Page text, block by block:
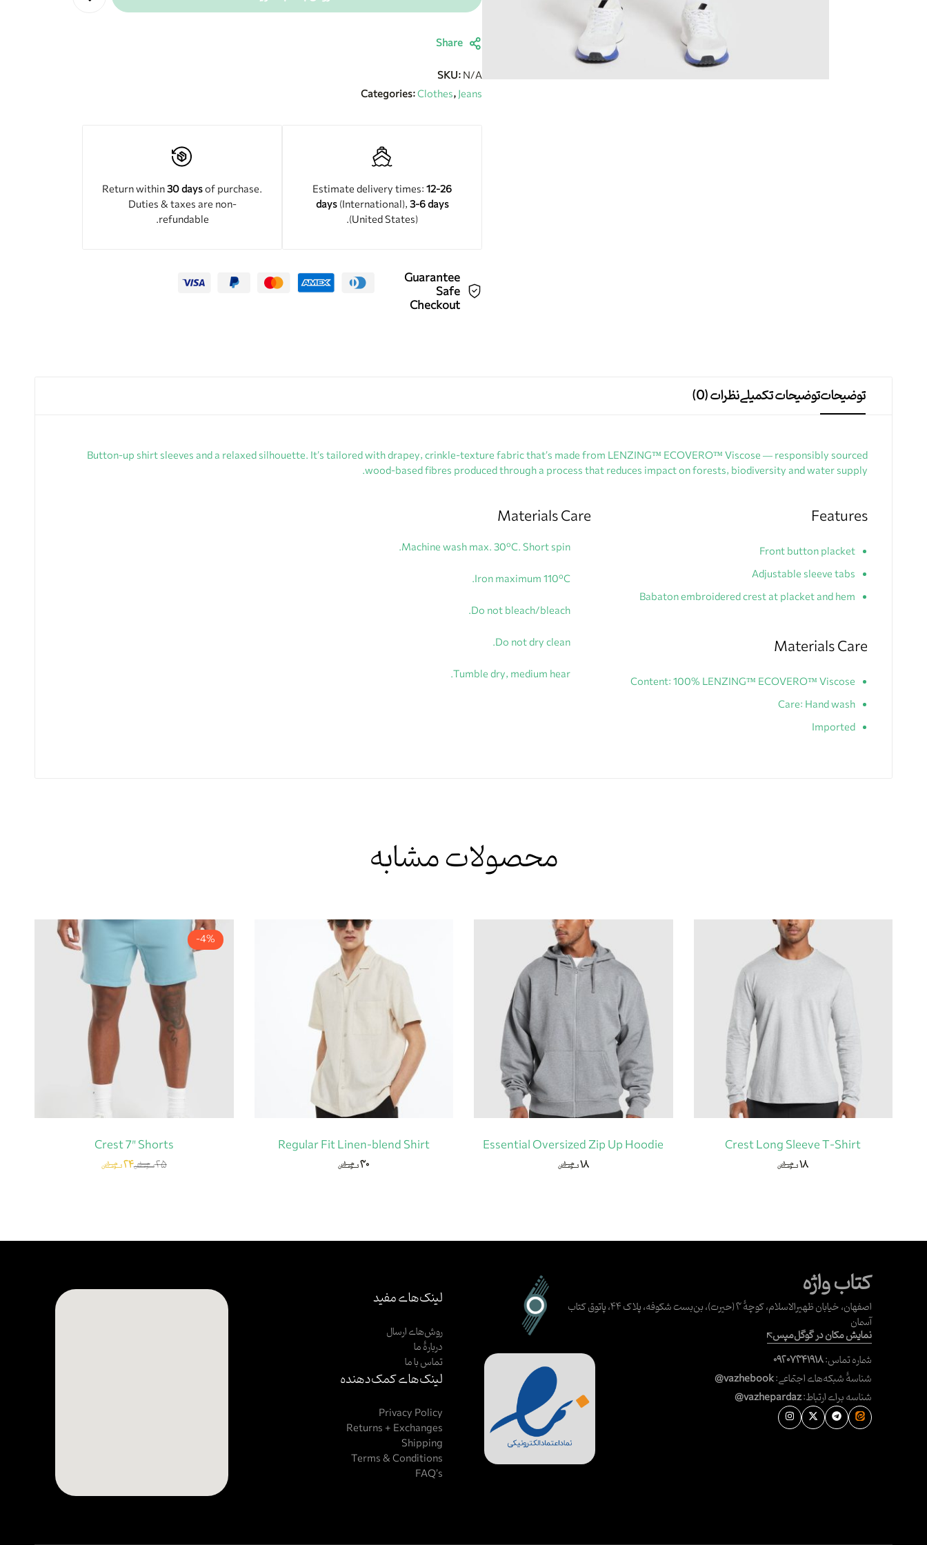
Share
SKU:N/A
Categories:Clothes,Jeans
Estimate delivery times:12-26
days(International),3-6 days
(United States).
Return within30 daysof purchase.
Duties & taxes are non-
refundable.
Guarantee
Safe
Checkout
توضیحاتتوضیحات تکمیلینظرات (0)
Button-up shirt sleeves and a relaxed silhouette. It’s tailored with drapey, crinkle-texture fabric that’s made from LENZING™ ECOVERO™ Viscose — responsibly sourced
wood-based fibres produced through a process that reduces impact on forests, biodiversity and water supply.
Features
Front button placket
Adjustable sleeve tabs
Babaton embroidered crest at placket and hem
Materials Care
Content: 100% LENZING™ ECOVERO™ Viscose
Care: Hand wash
Imported
Materials Care
Machine wash max. 30ºC. Short spin.
Iron maximum 110ºC.
Do not bleach/bleach.
Do not dry clean.
Tumble dry, medium hear.
محصولات مشابه
Crest Long Sleeve T-Shirt
۱۸ هزار
تومان
Essential Oversized Zip Up Hoodie
۱۸ هزار
تومان
Regular Fit Linen-blend Shirt
۳۰ هزار
تومان
-4%
Crest 7″ Shorts
۲۵ هزار
تومان۲۴ هزار
تومان
کتاب واژه
اصفهان، خیابان ظهیرالاسلام، کوچهٔ ۳ (حیرت)، بن‌بست شکوفه، پلاک ۴۴، پاتوق کتاب
آسمان
نمایش مکان در گوگل‌مپس
شماره تماس:۰۹۲۰۷۳۴۱۹۱۸
شناسهٔ شبکه‌های اجتماعی:@vazhebook
شناسه برای ارتباط:@vazhepardaz
لینک‌های مفید
روش‌های ارسال
دربارهٔ ما
تماس با ما
لینک‌های کمک‌دهنده
Privacy Policy
Returns + Exchanges
Shipping
Terms & Conditions
FAQ’s